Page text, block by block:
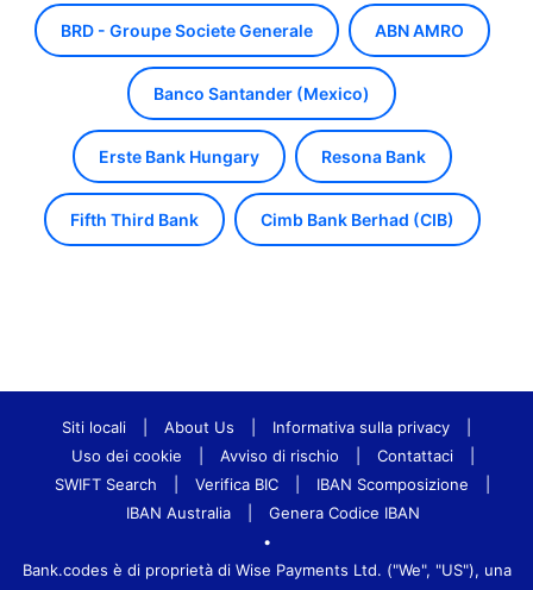
BRD - Groupe Societe Generale ABN AMRO
Banco Santander (Mexico)
Erste Bank Hungary Resona Bank
Fifth Third Bank Cimb Bank Berhad (CIB)
Siti locali About Us Informativa sulla privacy
Uso dei cookie
Avviso di rischio Contattaci
SWIFT Search
Verifica BIC IBAN Scomposizione
IBAN Australia
Genera Codice IBAN
•
Bank.codes è di proprietà di Wise Payments Ltd. ("We", "US"), una